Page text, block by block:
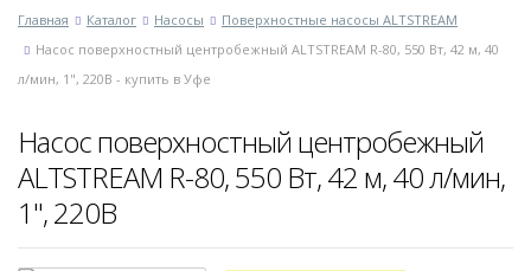
Главная Каталог Насосы
Поверхностные насосы ALTSTREAM
Насос поверхностный центробежный ALTSTREAM R-80, 550 Вт, 42 м, 40
л/мин, 1", 220В - купить в Уфе
Насос поверхностный центробежный
ALTSTREAM R-80, 550 Вт, 42 м, 40 л/мин,
1", 220В